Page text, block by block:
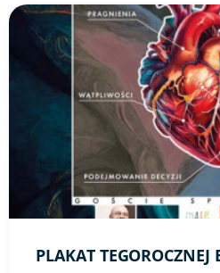
Link do artykułu "Plakat
PLAKAT TEGOROCZNEJ